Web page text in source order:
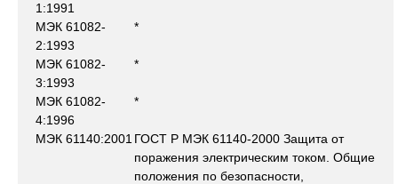
1:1991
МЭК 61082-
2:1993
*
МЭК 61082-
3:1993
*
МЭК 61082-
4:1996
*
МЭК 61140:2001 ГОСТ Р МЭК 61140-2000 Защита от
поражения электрическим током. Общие
положения по безопасности,